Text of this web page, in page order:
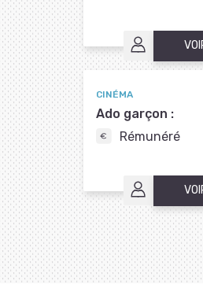
CINÉMA
Ado garçon :
Rémunéré